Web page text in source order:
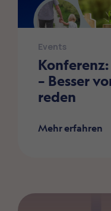
Events
– Besser
reden
Mehr erfahren